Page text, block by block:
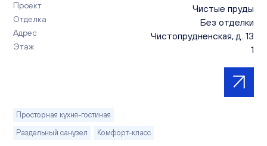
Проект Чистые пруды
Отделка Без отделки
Адрес Чистопрудненская, д. 13
Этаж 1
Просторная кухня-гостиная
Раздельный санузел
Комфорт-класс